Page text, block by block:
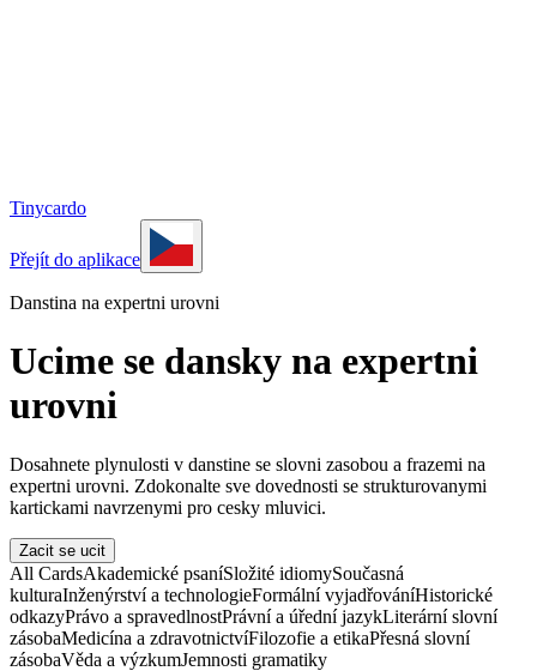
Tinycardo
Přejít do aplikace
Danstina na expertni urovni
Ucime se dansky na expertni
urovni
Dosahnete plynulosti v danstine se slovni zasobou a frazemi na
expertni urovni. Zdokonalte sve dovednosti se strukturovanymi
kartickami navrzenymi pro cesky mluvici.
Zacit se ucit
All CardsAkademické psaníSložité idiomySoučasná
kulturaInženýrství a technologieFormální vyjadřováníHistorické
odkazyPrávo a spravedlnostPrávní a úřední jazykLiterární slovní
zásobaMedicína a zdravotnictvíFilozofie a etikaPřesná slovní
zásobaVěda a výzkumJemnosti gramatiky